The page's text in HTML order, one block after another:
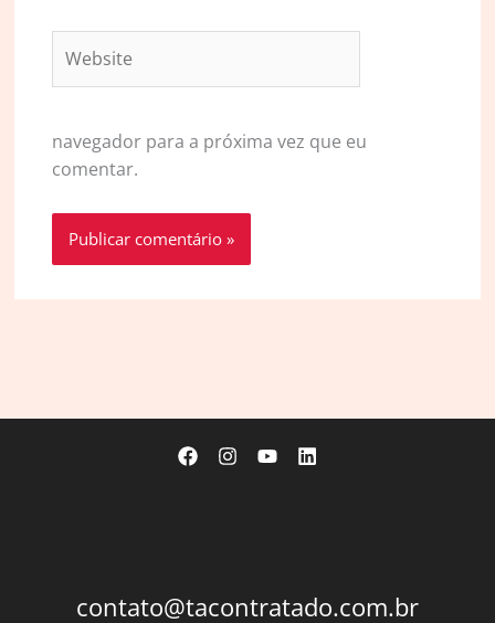
navegador para a próxima vez que eu
comentar.
contato@tacontratado.com.br